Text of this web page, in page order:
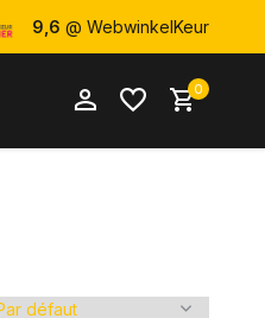
9,6 @ WebwinkelKeur
0